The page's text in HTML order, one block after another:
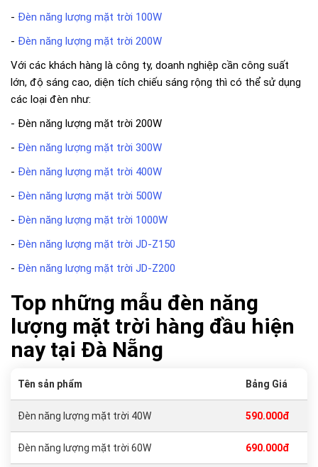
- Đèn năng lượng mặt trời 100W
- Đèn năng lượng mặt trời 200W
Với các khách hàng là công ty, doanh nghiệp cần công suất
lớn, độ sáng cao, diện tích chiếu sáng rộng thì có thể sử dụng
các loại đèn như:
- Đèn năng lượng mặt trời 200W
- Đèn năng lượng mặt trời 300W
- Đèn năng lượng mặt trời 400W
- Đèn năng lượng mặt trời 500W
- Đèn năng lượng mặt trời 1000W
- Đèn năng lượng mặt trời JD-Z150
- Đèn năng lượng mặt trời JD-Z200
Top những mẫu đèn năng
lượng mặt trời hàng đầu hiện
nay tại Đà Nẵng
Tên sản phẩm Bảng Giá
Đèn năng lượng mặt trời 40W 590.000đ
Đèn năng lượng mặt trời 60W 690.000đ